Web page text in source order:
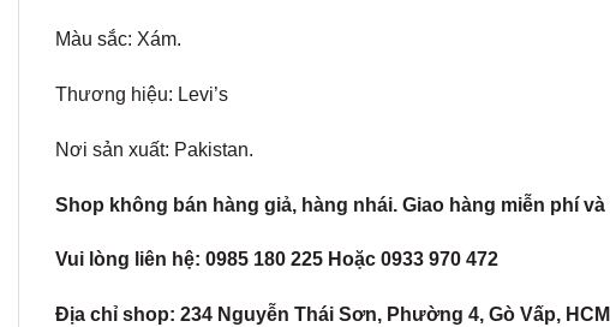
Màu sắc: Xám.
Thương hiệu: Levi’s
Nơi sản xuất: Pakistan.
Shop không bán hàng giả, hàng nhái. Giao hàng miễn phí
Vui lòng liên hệ: 0985 180 225 Hoặc 0933 970 472
Địa chỉ shop: 234 Nguyễn Thái Sơn, Phường 4, Gò Vấp, HCM